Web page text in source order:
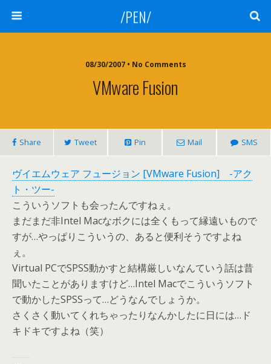
/PEN/
08/30/2007 • No Comments
VMware Fusion
Share Tweet Pin Mail SMS
ヴイエムウェア フュージョン [VMware Fusion] -アク
ト・ツー-
こういうソフトも会ったんですねぇ。
まだまだ非Intel Macなボクには全くもって縁遠いもので
すが…やっぱりこういうの、あると便利そうですよね
ぇ。
Virtual PCでSPSS動かすと結構厳しいなんていう話は昔
聞いたことがありますけど…Intel Macでこういうソフト
で動かしたSPSSって…どうなんでしょうか。
さくさく動いてくれちゃったりなんかしたに日には…ド
キドキですよね（笑）